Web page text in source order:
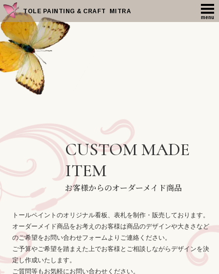
TOLE PAINTING & CRAFT MITRA
menu
CUSTOM MADE
ITEM
お客様からのオーダーメイド商品
トールペイントのオリジナル看板、表札を制作・販売しております。
オーダーメイド商品をお考えのお客様は商品のデザインや大きさなど
のご希望をお問い合わせフォームよりご連絡ください。
ご予算やご希望を踏まえた上でお客様とご相談しながらデザインを決
定し作成いたします。
ご質問等もお気軽にお問い合わせください。